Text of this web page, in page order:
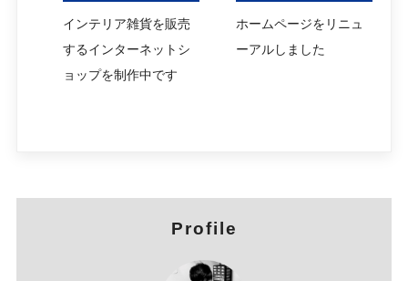
インテリア雑貨を販売
するインターネットシ
ョップを制作中です
ホームページをリニュ
ーアルしました
Profile